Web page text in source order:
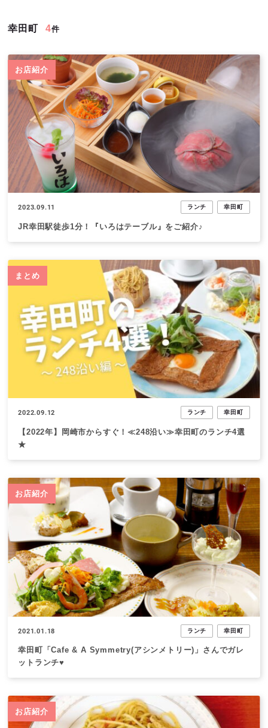
幸田町 4件
お店紹介
2023.09.11 ランチ 幸田町
JR幸田駅徒歩1分！『いろはテーブル』をご紹介♪
まとめ
2022.09.12 ランチ 幸田町
【2022年】岡崎市からすぐ！≪248沿い≫幸田町のランチ4選
★
お店紹介
2021.01.18 ランチ 幸田町
幸田町「Cafe & A Symmetry(アシンメトリー)」さんでガレ
ットランチ♥
お店紹介